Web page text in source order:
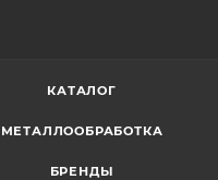
КАТАЛОГ
МЕТАЛЛООБРАБОТКА
БРЕНДЫ